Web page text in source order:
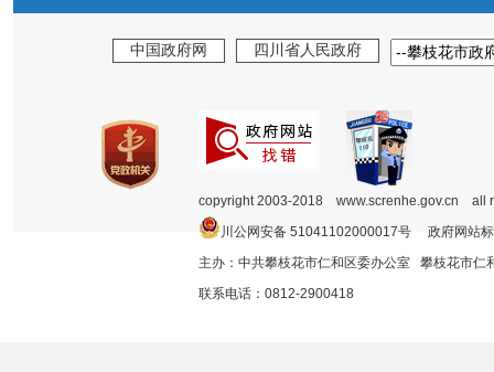
中国政府网 四川省人民政府
copyright 2003-2018 www.screnhe.gov.cn
川公网安备 51041102000017号 政府网站
主办：中共攀枝花市仁和区委办公室 攀枝花市
联系电话：0812-2900418